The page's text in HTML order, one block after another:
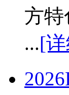
方
...[